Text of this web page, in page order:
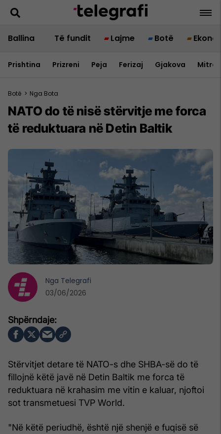
Ballina Të fundit Lajme Botë
Prishtina Prizreni Peja Ferizaj Gjakova
Botë > Nga Bota
NATO do të nisë stërvitje me forca
të reduktuara në Detin Baltik
Stërvitjet detare të NATO-s dhe SHBA-së do të
fillojnë këtë javë në Detin Baltik me forca të
reduktuara në krahasim me vitin e kaluar, njoftoi
sot transmetuesi TVP World.
"Në këtë periudhë, është një shenjë e fuqisë së
Nga Telegrafi
03/06/2026